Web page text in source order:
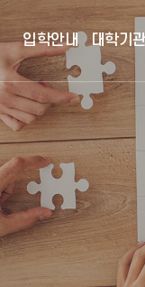
입학안내 대학기관